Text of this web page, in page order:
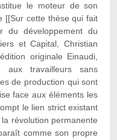
le moteur de son
[[Sur cette thèse qui fait
du développement du
et Capital, Christian
originale Einaudi,
aux travailleurs sans
de production qui sont
face aux éléments les
le lien strict existant
la révolution permanente
comme son propre